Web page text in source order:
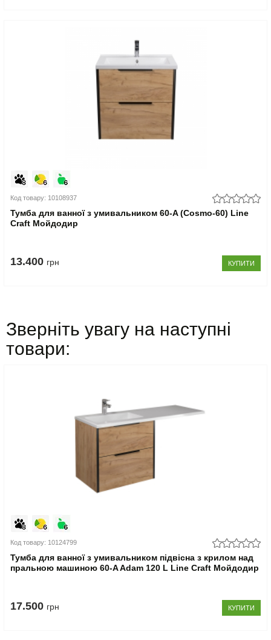
Код товару: 10108937
Тумба для ванної з умивальником 60-A (Cosmo-60) Line
Craft Мойдодир
13.400 грн КУПИТИ
Зверніть увагу на наступні
товари:
Код товару: 10124799
Тумба для ванної з умивальником підвісна з крилом над
пральною машиною 60-A Adam 120 L Line Craft Мойдодир
17.500 грн КУПИТИ